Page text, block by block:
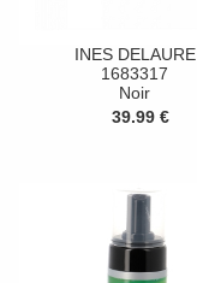
INES DELAURE
1683317
Noir
39.99 €